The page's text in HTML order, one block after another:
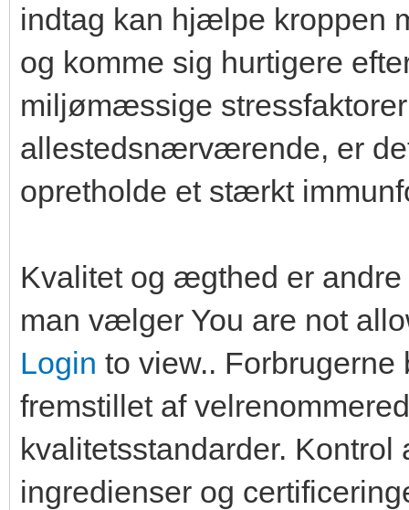
indtag kan hjælpe kroppen
og komme sig hurtigere
miljømæssige
allestedsnærværende, er
opretholde et stærkt
Kvalitet og ægthed er
man vælger You are not
Login to view.. Forbrugerne
fremstillet af
kvalitetsstandarder.
ingredienser og